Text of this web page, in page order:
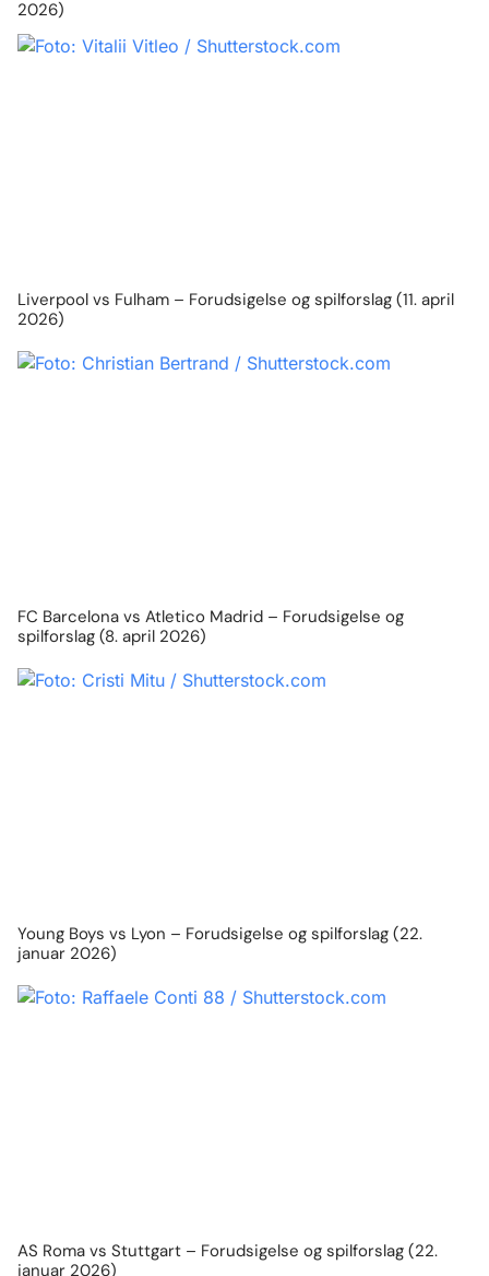
2026)
Liverpool vs Fulham – Forudsigelse og spilforslag (11. april
2026)
FC Barcelona vs Atletico Madrid – Forudsigelse og
spilforslag (8. april 2026)
Young Boys vs Lyon – Forudsigelse og spilforslag (22.
januar 2026)
AS Roma vs Stuttgart – Forudsigelse og spilforslag (22.
januar 2026)